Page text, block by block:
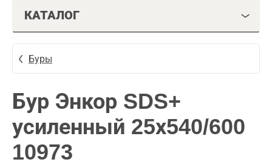
КАТАЛОГ
Буры
Бур Энкор SDS+
усиленный 25х540/600
10973